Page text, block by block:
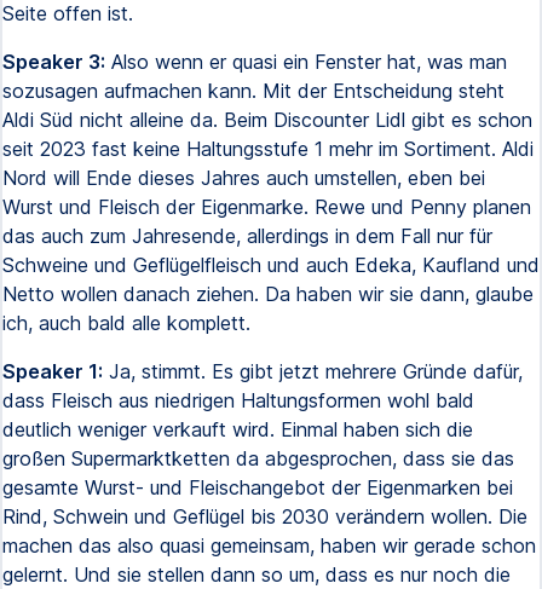
Seite offen ist.
Speaker 3: Also wenn er quasi ein Fenster hat, was man
sozusagen aufmachen kann. Mit der Entscheidung steht
Aldi Süd nicht alleine da. Beim Discounter Lidl gibt es schon
seit 2023 fast keine Haltungsstufe 1 mehr im Sortiment. Aldi
Nord will Ende dieses Jahres auch umstellen, eben bei
Wurst und Fleisch der Eigenmarke. Rewe und Penny planen
das auch zum Jahresende, allerdings in dem Fall nur für
Schweine und Geflügelfleisch und auch Edeka, Kaufland und
Netto wollen danach ziehen. Da haben wir sie dann, glaube
ich, auch bald alle komplett.
Speaker 1: Ja, stimmt. Es gibt jetzt mehrere Gründe dafür,
dass Fleisch aus niedrigen Haltungsformen wohl bald
deutlich weniger verkauft wird. Einmal haben sich die
großen Supermarktketten da abgesprochen, dass sie das
gesamte Wurst- und Fleischangebot der Eigenmarken bei
Rind, Schwein und Geflügel bis 2030 verändern wollen. Die
machen das also quasi gemeinsam, haben wir gerade schon
gelernt. Und sie stellen dann so um, dass es nur noch die